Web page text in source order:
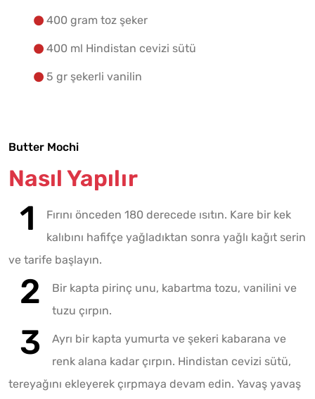
400 gram toz şeker
400 ml Hindistan cevizi sütü
5 gr şekerli vanilin
Butter Mochi
Nasıl Yapılır
Fırını önceden 180 derecede ısıtın. Kare bir kek
kalıbını hafifçe yağladıktan sonra yağlı kağıt serin
ve tarife başlayın.
Bir kapta pirinç unu, kabartma tozu, vanilini ve
tuzu çırpın.
Ayrı bir kapta yumurta ve şekeri kabarana ve
renk alana kadar çırpın. Hindistan cevizi sütü,
tereyağını ekleyerek çırpmaya devam edin. Yavaş yavaş